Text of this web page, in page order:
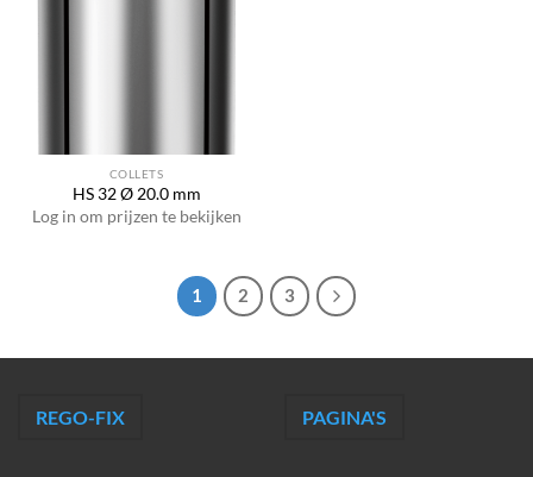
COLLETS
HS 32 Ø 20.0 mm
Log in om prijzen te bekijken
1 2 3
REGO-FIX PAGINA'S